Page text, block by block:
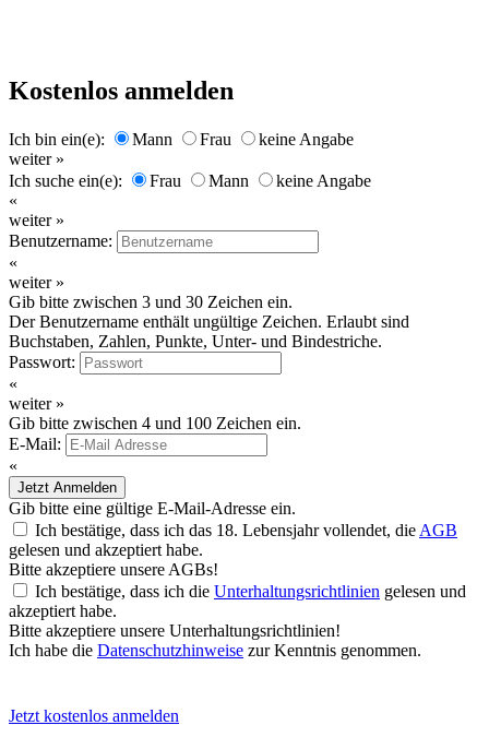
Kostenlos anmelden
Ich bin ein(e): Mann Frau
keine Angabe
weiter »
Ich suche ein(e):
Frau Mann
keine Angabe
«
weiter »
Benutzername:
«
weiter »
Gib bitte zwischen 3 und 30 Zeichen ein.
Der Benutzername enthält ungültige Zeichen. Erlaubt sind
Buchstaben, Zahlen, Punkte, Unter- und Bindestriche.
Passwort:
«
weiter »
Gib bitte zwischen 4 und 100 Zeichen ein.
E-Mail:
«
Jetzt Anmelden
Gib bitte eine gültige E-Mail-Adresse ein.
Ich bestätige, dass ich das 18. Lebensjahr vollendet, die AGB
gelesen und akzeptiert habe.
Bitte akzeptiere unsere AGBs!
Ich bestätige, dass ich die Unterhaltungsrichtlinien gelesen und
akzeptiert habe.
Bitte akzeptiere unsere Unterhaltungsrichtlinien!
Ich habe die Datenschutzhinweise zur Kenntnis genommen.
Jetzt kostenlos anmelden